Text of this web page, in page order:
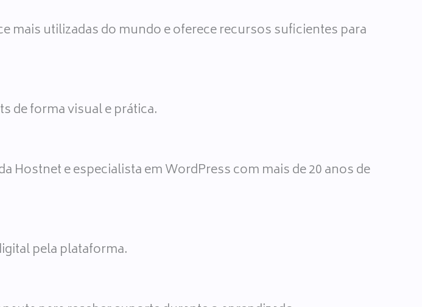
mais utilizadas do mundo e oferece recursos suficientes para
de forma visual e prática.
e especialista em WordPress com mais de 20 anos de
pela plataforma.